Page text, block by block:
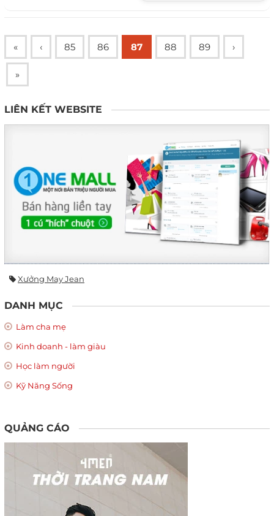
« ‹ 85 86 87 88 89 ›
»
LIÊN KẾT WEBSITE
Xưởng May Jean
DANH MỤC
Làm cha mẹ
Kinh doanh - làm giàu
Học làm người
Kỹ Năng Sống
QUẢNG CÁO